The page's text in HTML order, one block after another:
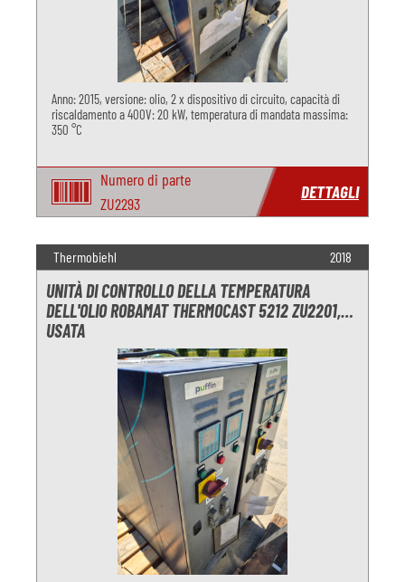
Anno: 2015, versione: olio, 2 x dispositivo di circuito, capacità di
riscaldamento a 400V: 20 kW, temperatura di mandata massima:
350 °C
Numero di parte
ZU2293
DETTAGLI
Thermobiehl 2018
UNITÀ DI CONTROLLO DELLA TEMPERATURA
DELL'OLIO ROBAMAT THERMOCAST 5212 ZU2201,
USATA